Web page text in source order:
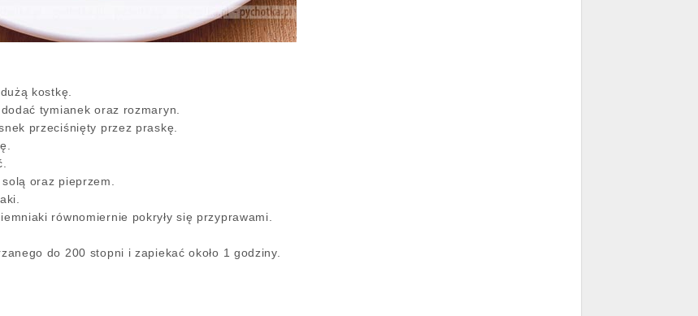
kostkę.
tymianek oraz rozmaryn.
przeciśnięty przez praskę.
oraz pieprzem.
równomiernie pokryły się przyprawami.
do 200 stopni i zapiekać około 1 godziny.